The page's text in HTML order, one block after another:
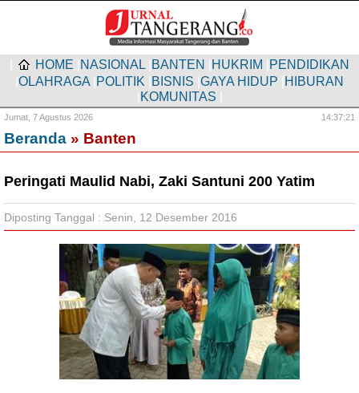
HOME NASIONAL BANTEN HUKRIM PENDIDIKAN
OLAHRAGA POLITIK BISNIS GAYA HIDUP HIBURAN
KOMUNITAS
Jumat, 7 Agustus 2026 14:37:22
Beranda » Banten
Peringati Maulid Nabi, Zaki Santuni 200 Yatim
Diposting Tanggal : Senin, 12 Desember 2016